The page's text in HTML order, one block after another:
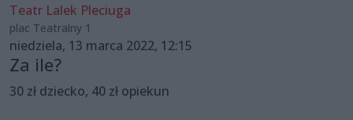
Teatr Lalek Pleciuga
plac Teatralny 1
niedziela, 13 marca 2022, 12:15
Za ile?
30 zł dziecko, 40 zł opiekun